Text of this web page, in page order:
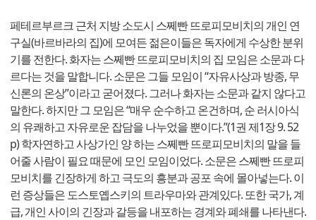
페테르부르크 근처 지방 소도시 스쩨빤 뜨로피모비치의 개인 연
구실(바르바라의 집)에 모여든 젊은이들은 독자에게 수상한 분위
기를 전한다. 화자는 스쩨빤 뜨로피모비치의 집 모임은 소문과 다
르다는 것을 말합니다. 소문은 그들 모임이 “자유사상과 방종, 무
신론의 온상”이라고 굳어졌다. 그러나 화자는 소문과 같지 않다고
말한다. 하지만 그 모임은 “매우 순수하고 온건하며, 순 러시아식
의 유쾌하고 자유로운 잡담을 나누었을 뿐이다.”(1권 제1장 9. 52
p) 학자연하고 사상가인 양 하는 스쩨빤 뜨로피모비치의 말을 들
어줄 사람이 필요 때문에 모인 모임이었다. 소문은 스쩨빤 뜨로피
모비치를 긴장하게 하고 극도의 흥분과 공포 속에 몰아넣는다. 이
런 증상들은 도스토옙스키의 트라우마와 관계있다. 또한 국가, 계
급, 개인 사이의 긴장과 갈등을 내포하는 경계와 폐쇄를 나타낸다.